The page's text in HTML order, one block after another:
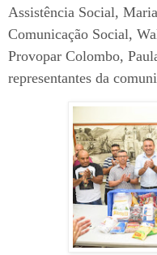
Assistência Social,
Comunicação Social,
Provopar Colombo,
representantes da